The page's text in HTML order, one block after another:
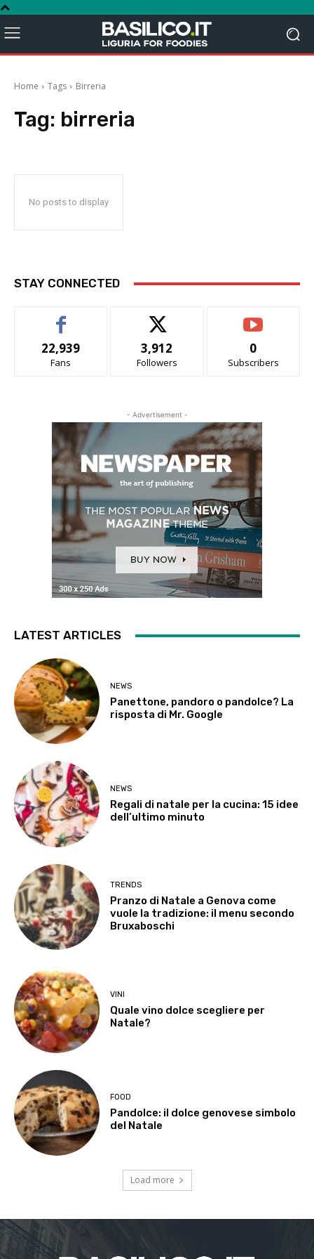
Home Tags Birreria
Tag: birreria
No posts to display
STAY CONNECTED
22,939
Fans
3,912
Followers
0
Subscribers
- Advertisement -
LATEST ARTICLES
NEWS
Panettone, pandoro o pandolce? La
risposta di Mr. Google
NEWS
Regali di natale per la cucina: 15 idee
dell’ultimo minuto
TRENDS
Pranzo di Natale a Genova come
vuole la tradizione: il menu secondo
Bruxaboschi
VINI
Quale vino dolce scegliere per
Natale?
FOOD
Pandolce: il dolce genovese simbolo
del Natale
Load more